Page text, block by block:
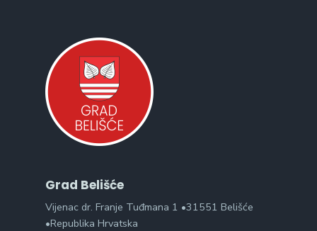
Grad Belišće
Vijenac dr. Franje Tuđmana 1 •31551 Belišće
•Republika Hrvatska